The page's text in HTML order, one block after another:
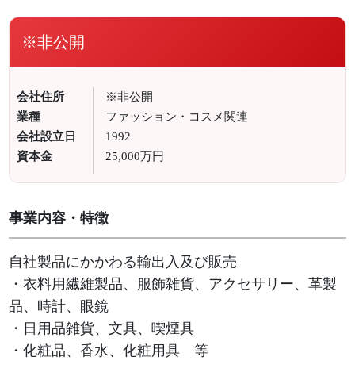
※非公開
会社住所
※非公開
業種
ファッション・コスメ関連
会社設立日
1992
資本金
25,000万円
事業内容・特徴
自社製品にかかわる輸出入及び販売
・衣料用繊維製品、服飾雑貨、アクセサリー、革製
品、時計、眼鏡
・日用品雑貨、文具、喫煙具
・化粧品、香水、化粧用具 等